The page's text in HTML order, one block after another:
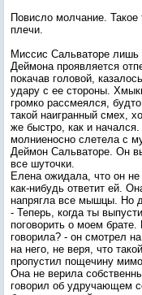
Повисло молчание.
плечи.
Миссис Сальваторе лишь
Деймона проявляется
покачав головой,
удару с ее стороны.
громко рассмеялся,
такой наигранный смех,
же быстро, как и
молниеносно слетела с
Деймон Сальваторе. Он
все шуточки.
Елена ожидала, что он не
как-нибудь ответит ей.
напрягла все мышцы. Но
- Теперь, когда ты
поговорить о моем
говорила? - он смотрел
на него, не веря, что
пропустил пощечину
Она не верила
говорил об удручающем